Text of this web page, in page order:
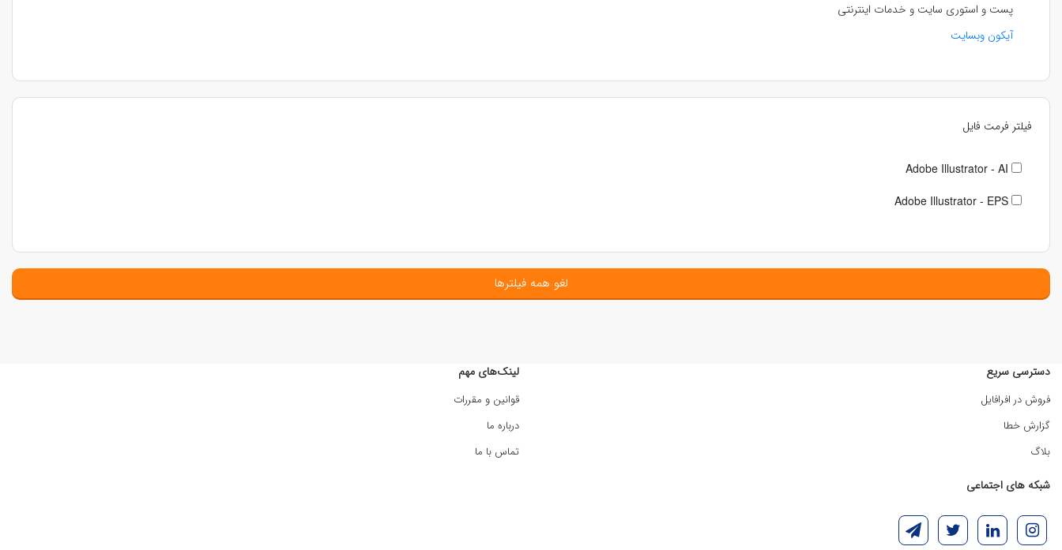
پست و استوری سایت و خدمات اینترنتی
آیکون وبسایت
فیلتر فرمت فایل
Adobe Illustrator - AI
Adobe Illustrator - EPS
لغو همه فیلترها
دسترسی سریع
فروش در افرافایل
گزارش خطا
بلاگ
لینک‌های مهم
قوانین و مقررات
درباره ما
تماس با ما
شبکه های اجتماعی